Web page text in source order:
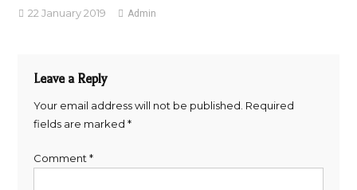
22 January 2019 Admin
Leave a Reply
Your email address will not be published. Required
fields are marked*
Comment*